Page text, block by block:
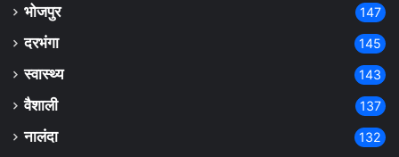
भोजपुर 147
दरभंगा 145
स्वास्थ्य 143
वैशाली 137
नालंदा 132